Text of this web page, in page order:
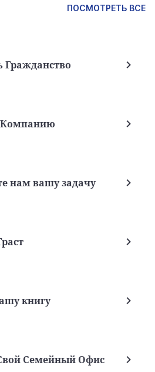
ПОСМОТРЕТЬ ВСЕ
Гражданство
нам вашу задачу
книгу
Семейный Офис